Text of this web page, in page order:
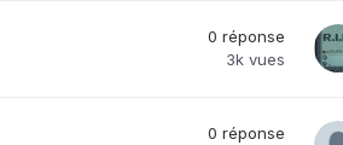
0 réponse
3k vues
0 réponse